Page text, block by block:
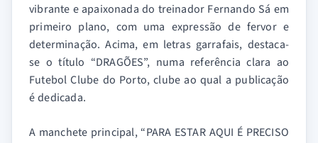
vibrante e apaixonada do treinador Fernando Sá em
primeiro plano, com uma expressão de fervor e
determinação. Acima, em letras garrafais, destaca-
se o título “DRAGÕES”, numa referência clara ao
Futebol Clube do Porto, clube ao qual a publicação
é dedicada.
A manchete principal, “PARA ESTAR AQUI É PRECISO